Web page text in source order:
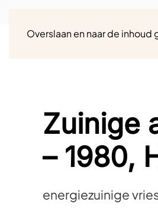
Overslaan en naar de inhoud
Zuinige
– 1980,
energiezuinige